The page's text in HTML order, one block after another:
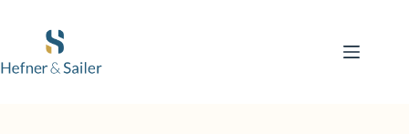
springen